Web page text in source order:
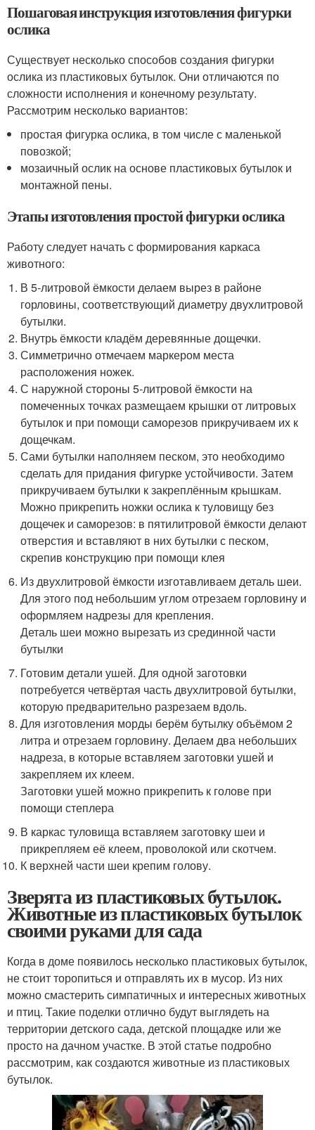
Пошаговая инструкция изготовления фигурки
ослика
Существует несколько способов создания фигурки
ослика из пластиковых бутылок. Они отличаются по
сложности исполнения и конечному результату.
Рассмотрим несколько вариантов:
простая фигурка ослика, в том числе с маленькой
повозкой;
мозаичный ослик на основе пластиковых бутылок и
монтажной пены.
Этапы изготовления простой фигурки ослика
Работу следует начать с формирования каркаса
животного:
В 5-литровой ёмкости делаем вырез в районе
горловины, соответствующий диаметру двухлитровой
бутылки.
Внутрь ёмкости кладём деревянные дощечки.
Симметрично отмечаем маркером места
расположения ножек.
С наружной стороны 5-литровой ёмкости на
помеченных точках размещаем крышки от литровых
бутылок и при помощи саморезов прикручиваем их к
дощечкам.
Сами бутылки наполняем песком, это необходимо
сделать для придания фигурке устойчивости. Затем
прикручиваем бутылки к закреплённым крышкам.
Можно прикрепить ножки ослика к туловищу без
дощечек и саморезов: в пятилитровой ёмкости делают
отверстия и вставляют в них бутылки с песком,
скрепив конструкцию при помощи клея
Из двухлитровой ёмкости изготавливаем деталь шеи.
Для этого под небольшим углом отрезаем горловину и
оформляем надрезы для крепления.
Деталь шеи можно вырезать из срединной части
бутылки
Готовим детали ушей. Для одной заготовки
потребуется четвёртая часть двухлитровой бутылки,
которую предварительно разрезаем вдоль.
Для изготовления морды берём бутылку объёмом 2
литра и отрезаем горловину. Делаем два небольших
надреза, в которые вставляем заготовки ушей и
закрепляем их клеем.
Заготовки ушей можно прикрепить к голове при
помощи степлера
В каркас туловища вставляем заготовку шеи и
прикрепляем её клеем, проволокой или скотчем.
К верхней части шеи крепим голову.
Зверята из пластиковых бутылок.
Животные из пластиковых бутылок
своими руками для сада
Когда в доме появилось несколько пластиковых бутылок,
не стоит торопиться и отправлять их в мусор. Из них
можно смастерить симпатичных и интересных животных
и птиц. Такие поделки отлично будут выглядеть на
территории детского сада, детской площадке или же
просто на дачном участке. В этой статье подробно
рассмотрим, как создаются животные из пластиковых
бутылок.